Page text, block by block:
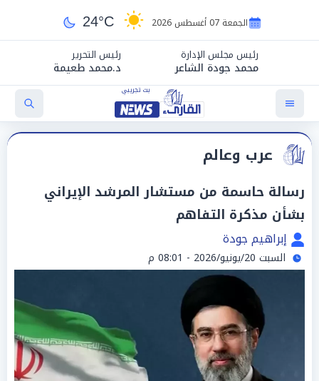
الجمعة 07 أغسطس 2026 24°C
رئيس مجلس الإدارة
محمد جودة الشاعر
رئيس التحرير
د.محمد طعيمة
عرب وعالم
رسالة حاسمة من مستشار المرشد الإيراني
بشأن مذكرة التفاهم
إبراهيم جودة
السبت 20/يونيو/2026 - 08:01 م